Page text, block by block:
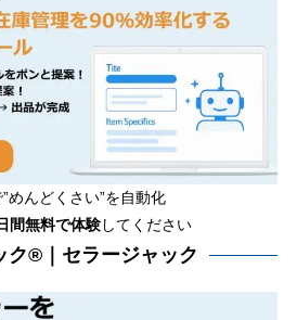
めんどくさい”を自動化
間無料で体験してください
ク®｜セラージャック